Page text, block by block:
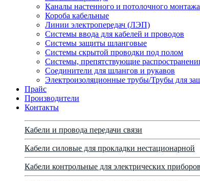
Каналы настенного и потолочного монтажа
Короба кабельные
Линии электропередач (ЛЭП)
Системы ввода для кабелей и проводов
Системы защиты шланговые
Системы скрытой проводки под полом
Системы, препятствующие
Соединители для шлангов и рукавов
Электроизоляционные трубы/Трубы для
Прайс
Производители
Контакты
Кабели и провода передачи связи
Кабели силовые для прокладки нестационарной
Кабели контрольные для электрических приборов